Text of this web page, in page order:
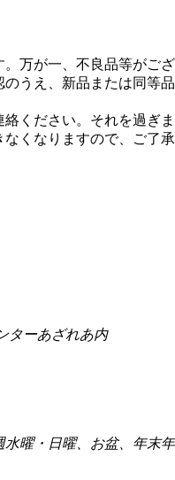
万が一、不良品等がござ
うえ、新品または同等品
ください。それを過ぎま
くなりますので、ご了承
ターあざれあ内
曜・日曜、お盆、年末年